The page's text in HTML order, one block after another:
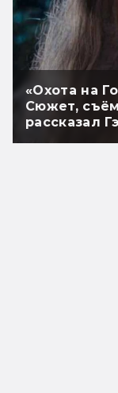
«Охота на
Сюжет,
рассказал